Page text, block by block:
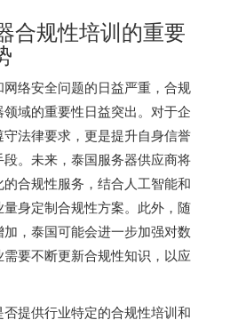
合规性培训的重要
络安全问题的日益严重，合规
域的重要性日益突出。对于企
法律要求，更是提升自身信誉
。未来，泰国服务器供应商将
合规性服务，结合人工智能和
身定制合规性方案。此外，随
，泰国可能会进一步加强对数
要不断更新合规性知识，以应
否提供行业特定的合规性培训和